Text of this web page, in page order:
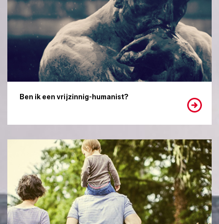
Ben ik een vrijzinnig-humanist?